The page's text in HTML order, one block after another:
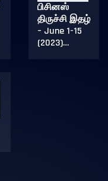
பிசினஸ்
திருச்சி இதழ்
– June 1-15
(2023)…